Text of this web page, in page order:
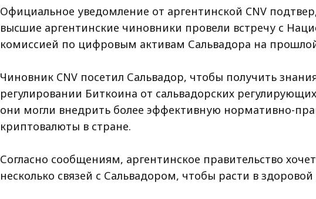
Официальное уведомление от аргентинской CNV
высшие аргентинские чиновники провели встречу с
комиссией по цифровым активам Сальвадора на
Чиновник CNV посетил Сальвадор, чтобы получить
регулировании Биткоина от сальвадорских
они могли внедрить более эффективную нормативно-
криптовалюты в стране.
Согласно сообщениям, аргентинское правительство
несколько связей с Сальвадором, чтобы расти в здоровой